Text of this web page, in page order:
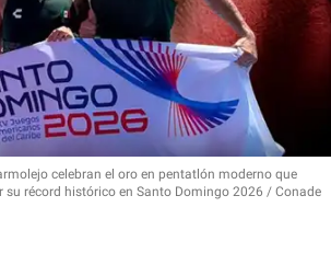
celebran el oro en pentatlón moderno que
su récord histórico en Santo Domingo 2026
Conade